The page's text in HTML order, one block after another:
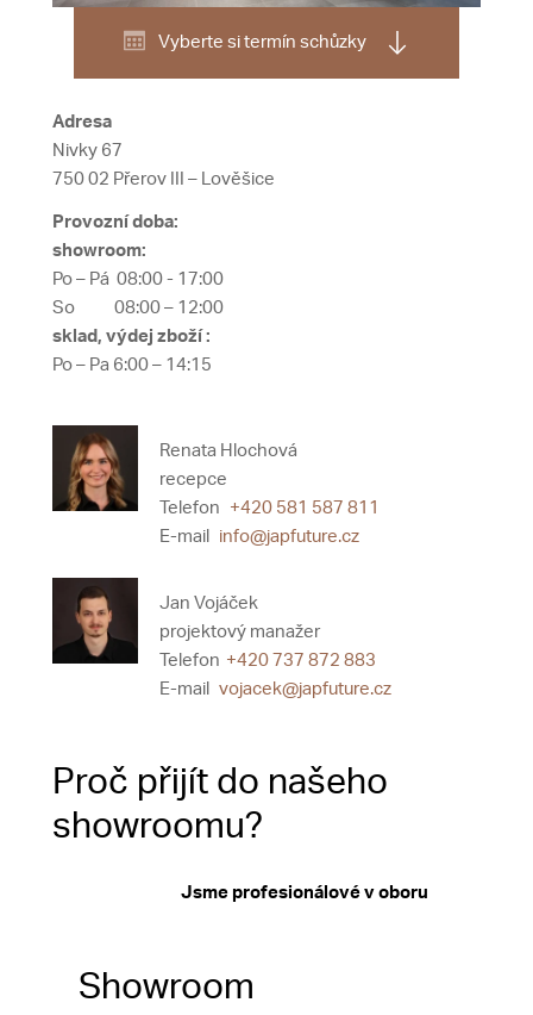
Vyberte si termín schůzky
Adresa
Nivky 67
750 02 Přerov III – Lověšice
Provozní doba:
showroom:
Po – Pá 08:00 - 17:00
So 08:00 – 12:00
sklad, výdej zboží :
Po – Pa 6:00 – 14:15
Renata Hlochová
recepce
Telefon
+420 581 587 811
E-mail
info@japfuture.cz
Jan Vojáček
projektový manažer
Telefon +420 737 872 883
E-mail
vojacek@japfuture.cz
Proč přijít do našeho
showroomu?
Jsme profesionálové v oboru
Showroom